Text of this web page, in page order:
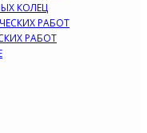
КОЛЕЦ
РАБОТ